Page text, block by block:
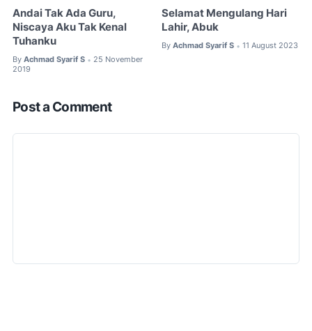
Andai Tak Ada Guru,
Niscaya Aku Tak Kenal
Tuhanku
By Achmad Syarif S • 25 November
2019
Selamat Mengulang Hari
Lahir, Abuk
By Achmad Syarif S • 11 August 2023
Post a Comment